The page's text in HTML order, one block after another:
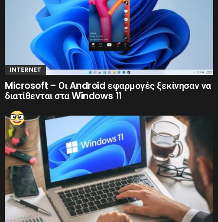
INTERNET
Microsoft – Οι Android εφαρμογές ξεκίνησαν να
διατίθενται στα Windows 11